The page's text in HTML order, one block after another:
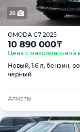
26
OMODA C7 2025
10 890 000₸
Цена с максимальной
Новый, 1.6 л, бензин,
черный
Алматы